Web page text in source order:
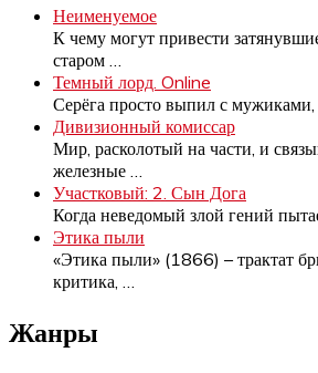
Неименуемое
К чему могут привести
старом
Темный лорд. Online
Серёга просто выпил с мужиками,
Дивизионный комиссар
Мир, расколотый на части, и
железные
Участковый: 2. Сын Дога
Когда неведомый злой гений
Этика пыли
«Этика пыли» (1866) – трактат
критика,
Жанры